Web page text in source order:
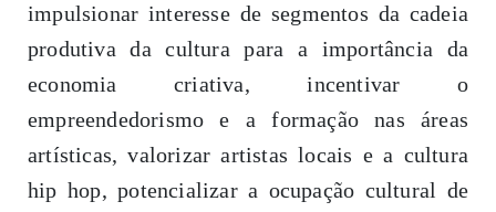
impulsionar interesse de segmentos da cadeia
produtiva da cultura para a importância da
economia criativa, incentivar o
empreendedorismo e a formação nas áreas
artísticas, valorizar artistas locais e a cultura
hip hop, potencializar a ocupação cultural de